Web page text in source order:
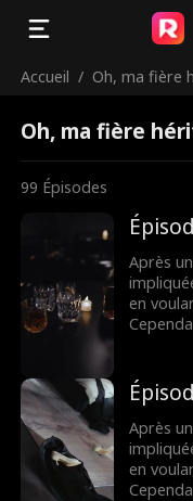
Accueil / Oh, ma fière
Oh, ma fière
99 Épisodes
Après
en
sa
réagir...
Après
en